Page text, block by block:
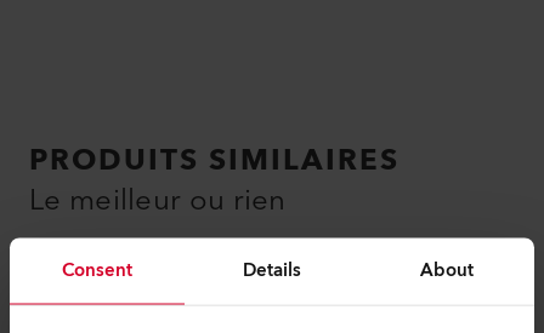
Consent Details About
PRODUITS SIMILAIRES
Le meilleur ou rien